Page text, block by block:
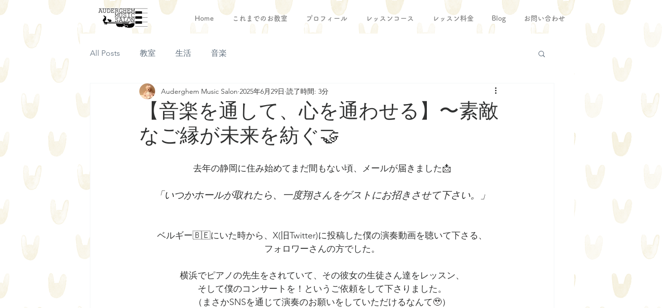
Home これまでのお教室 プロフィール レッスンコース レッスン料金 Blog お問い合わせ
All Posts 教室 生活 音楽
【音楽を通して、心を通わせる】〜素敵
なご縁が未来を紡ぐ🤝
Auderghem Music Salon 2025年6月29日 読了時間: 3分
去年の静岡に住み始めてまだ間もない頃、メールが届きました📩
「いつかホールが取れたら、一度翔さんをゲストにお招きさせて下さい。」
ベルギー🇧🇪にいた時から、X(旧Twitter)に投稿した僕の演奏動画を聴いて下さる、
フォロワーさんの方でした。
横浜でピアノの先生をされていて、その彼女の生徒さん達をレッスン、
そして僕のコンサートを！というご依頼をして下さりました。
（まさかSNSを通じて演奏のお願いをしていただけるなんて🥹）